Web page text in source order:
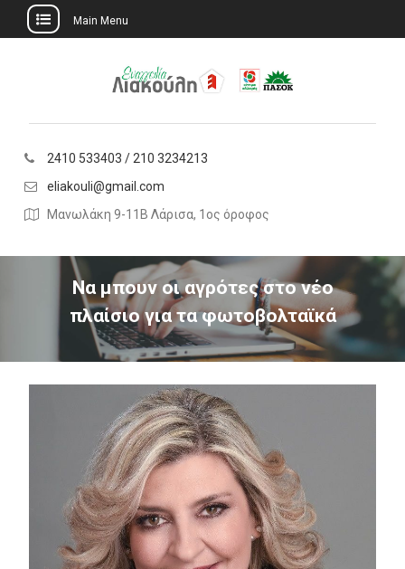
Main Menu
2410 533403 / 210 3234213
eliakouli@gmail.com
Μανωλάκη 9-11Β Λάρισα, 1ος όροφος
Να μπουν οι αγρότες στο νέο
πλαίσιο για τα φωτοβολταϊκά